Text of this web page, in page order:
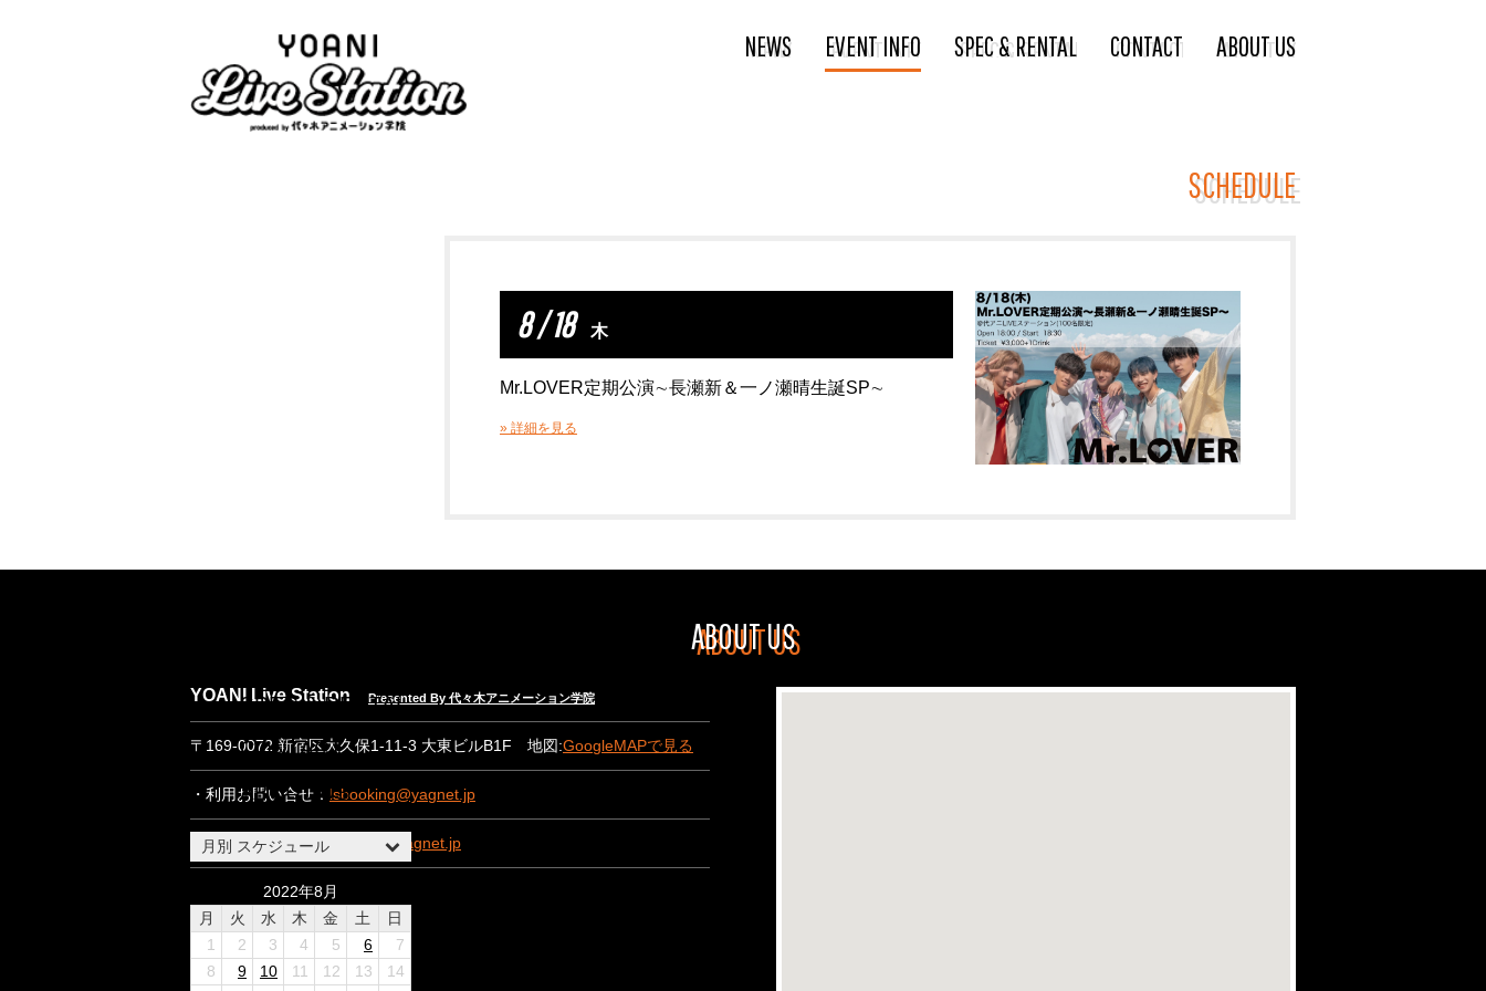
NEWS EVENT INFO SPEC & RENTAL CONTACT ABOUT US
SCHEDULE
SPEC & RENTAL
CONTACT
ABOUT US
月別 スケジュール
2022年8月
月
火 水 木 金 土
日
1
2 3 4 5 6
7
8
9 10 11 12 13
14
8 / 18 木
Mr.LOVER定期公演∼長瀬新＆一ノ瀬晴生誕SP∼
» 詳細を見る
ABOUT US
YOANI Live Station Presented By 代々木アニメーション学院
〒169-0072 新宿区大久保1-11-3 大東ビルB1F 地図:GoogleMAPで見る
・利用お問い合せ： lsbooking@yagnet.jp
・一般お問い合わせ： lsinfo@yagnet.jp